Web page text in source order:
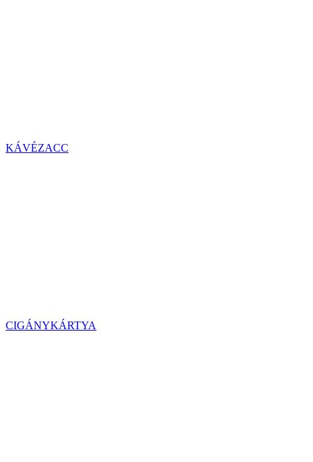
KÁVÉZACC
CIGÁNYKÁRTYA